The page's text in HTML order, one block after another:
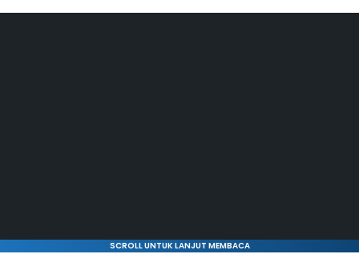
SCROLL UNTUK LANJUT MEMBACA